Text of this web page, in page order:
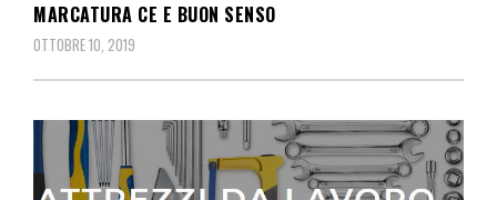
MARCATURA CE E BUON SENSO
OTTOBRE 10, 2019